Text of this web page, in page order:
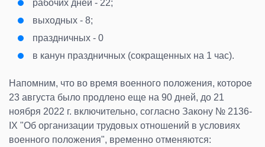
рабочих дней - 22;
выходных - 8;
праздничных - 0
в канун праздничных (сокращенных на 1 час).
Напомним, что во время военного положения, которое
23 августа было продлено еще на 90 дней, до 21
ноября 2022 г. включительно, согласно Закону № 2136-
IX "Об организации трудовых отношений в условиях
военного положения", временно отменяются: